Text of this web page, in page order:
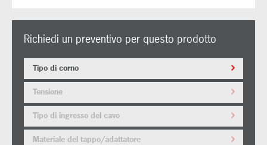
Richiedi un preventivo per questo prodotto
Tipo di corno
Tensione
Tipo di ingresso del cavo
Materiale del tappo/adattatore